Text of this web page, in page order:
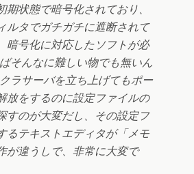
期状態で暗号化されており、
ルタでガチガチに遮断されて
暗号化に対応したソフトが必
そんなに難しい物でも無いん
ラサーバを立ち上げてもポー
放をするのに設定ファイルの
すのが大変だし、その設定フ
るテキストエディタが「メモ
が違うしで、非常に大変で